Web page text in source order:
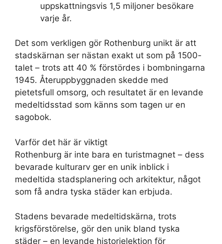
uppskattningsvis 1,5 miljoner besökare
varje år.
Det som verkligen gör Rothenburg unikt är att
stadskärnan ser nästan exakt ut som på 1500-
talet – trots att 40 % förstördes i bombningarna
1945. Återuppbyggnaden skedde med
pietetsfull omsorg, och resultatet är en levande
medeltidsstad som känns som tagen ur en
sagobok.
Varför det här är viktigt
Rothenburg är inte bara en turistmagnet – dess
bevarade kulturarv ger en unik inblick i
medeltida stadsplanering och arkitektur, något
som få andra tyska städer kan erbjuda.
Stadens bevarade medeltidskärna, trots
krigsförstörelse, gör den unik bland tyska
städer – en levande historielektion för